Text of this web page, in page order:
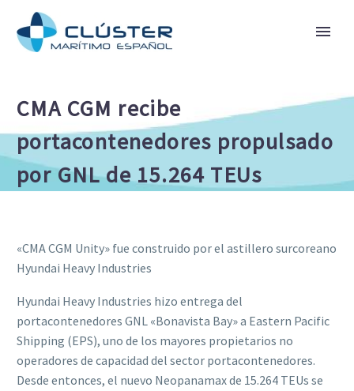
CMA CGM recibe
portacontenedores propulsado
por GNL de 15.264 TEUs
«CMA CGM Unity» fue construido por el astillero surcoreano
Hyundai Heavy Industries
Hyundai Heavy Industries hizo entrega del
portacontenedores GNL «Bonavista Bay» a Eastern Pacific
Shipping (EPS), uno de los mayores propietarios no
operadores de capacidad del sector portacontenedores.
Desde entonces, el nuevo Neopanamax de 15.264 TEUs se